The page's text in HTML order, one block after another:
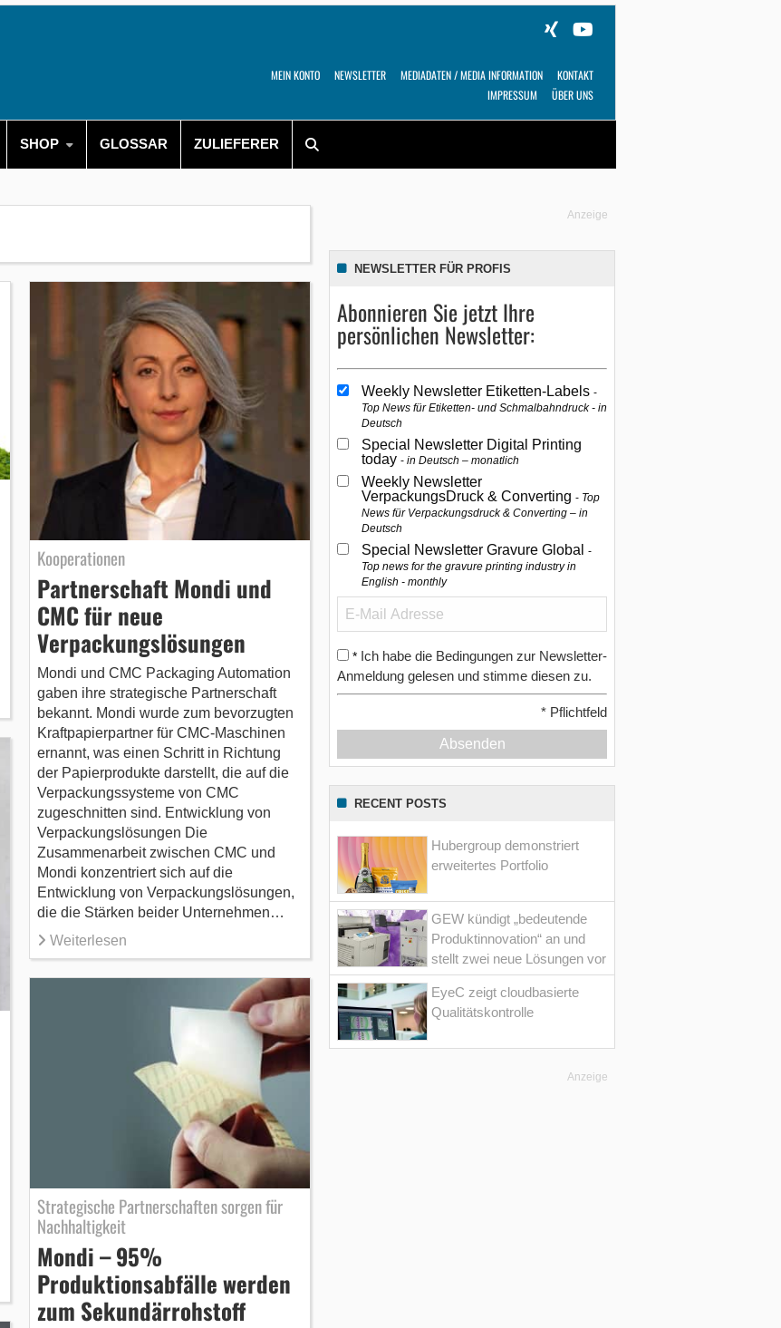
MEIN KONTO NEWSLETTER MEDIADATEN / MEDIA INFORMATION
KONTAKT
IMPRESSUM
ÜBER UNS
SHOP GLOSSAR ZULIEFERER
Kooperationen
Partnerschaft Mondi und
CMC für neue
Verpackungslösungen
Mondi und CMC Packaging Automation
gaben ihre strategische Partnerschaft
bekannt. Mondi wurde zum bevorzugten
Kraftpapierpartner für CMC-Maschinen
ernannt, was einen Schritt in Richtung
der Papierprodukte darstellt, die auf die
Verpackungssysteme von CMC
zugeschnitten sind. Entwicklung von
Verpackungslösungen Die
Zusammenarbeit zwischen CMC und
Mondi konzentriert sich auf die
Entwicklung von Verpackungslösungen,
die die Stärken beider Unternehmen…
Weiterlesen
Strategische Partnerschaften sorgen für
Nachhaltigkeit
Mondi – 95%
Produktionsabfälle werden
zum Sekundärrohstoff
Anzeige
NEWSLETTER FÜR PROFIS
Abonnieren Sie jetzt Ihre
persönlichen Newsletter:
Weekly Newsletter Etiketten-Labels
Top News für Etiketten- und Schmalbahndruck - in
Deutsch
Special Newsletter Digital Printing
today in Deutsch – monatlich
Weekly Newsletter
VerpackungsDruck & Converting Top
News für Verpackungsdruck & Converting – in
Deutsch
Special Newsletter Gravure Global
Top news for the gravure printing industry in
English - monthly
* Ich habe die Bedingungen zur Newsletter-
Anmeldung gelesen und stimme diesen zu.
* Pflichtfeld
Absenden
RECENT POSTS
Hubergroup demonstriert
erweitertes Portfolio
GEW kündigt „bedeutende
Produktinnovation“ an und
stellt zwei neue Lösungen vor
EyeC zeigt cloudbasierte
Qualitätskontrolle
Anzeige